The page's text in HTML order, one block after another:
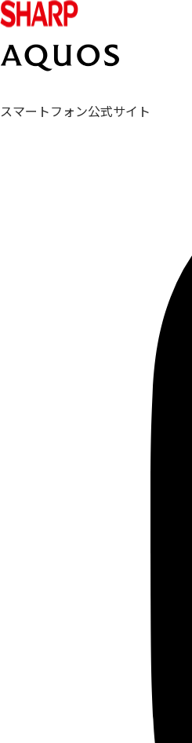
スマートフォン公式サイト